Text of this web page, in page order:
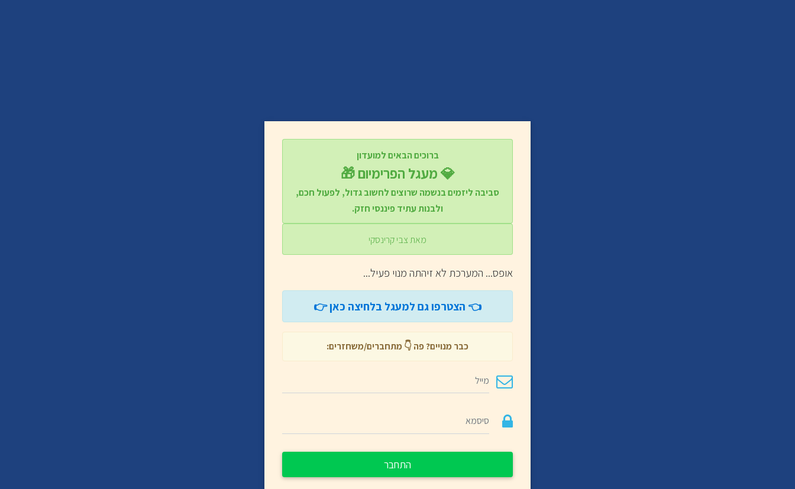
ברוכים הבאים למועדון
💎 מעגל הפרימיום 🎁
סביבה ליזמים בנשמה שרוצים לחשוב גדול, לפעול חכם,
ולבנות עתיד פיננסי חזק.
מאת צבי קרינסקי
אופס... המערכת לא זיהתה מנוי פעיל...
👈 הצטרפו גם למעגל בלחיצה כאן 👉
כבר מנויים? פה 👇 מתחברים/משחזרים:
התחבר